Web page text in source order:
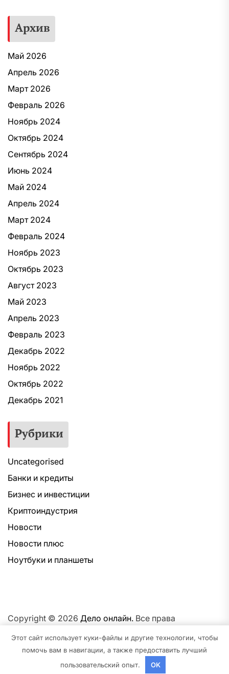
Архив
Май 2026
Апрель 2026
Март 2026
Февраль 2026
Ноябрь 2024
Октябрь 2024
Сентябрь 2024
Июнь 2024
Май 2024
Апрель 2024
Март 2024
Февраль 2024
Ноябрь 2023
Октябрь 2023
Август 2023
Май 2023
Апрель 2023
Февраль 2023
Декабрь 2022
Ноябрь 2022
Октябрь 2022
Декабрь 2021
Рубрики
Uncategorised
Банки и кредиты
Бизнес и инвестиции
Криптоиндустрия
Новости
Новости плюс
Ноутбуки и планшеты
Copyright © 2026 Дело онлайн. Все права
платформеWordPress.
Этот сайт использует куки-файлы и другие технологии, чтобы
помочь вам в навигации, а также предоставить лучший
пользовательский опыт.
OK